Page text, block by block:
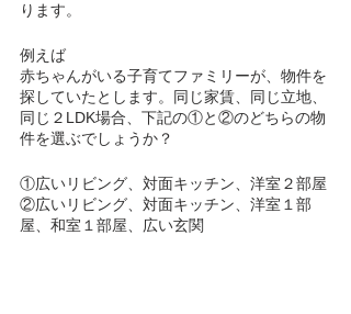
ります。
例えば
赤ちゃんがいる子育てファミリーが、物件を
探していたとします。同じ家賃、同じ立地、
同じ２LDK場合、下記の①と②のどちらの物
件を選ぶでしょうか？
①広いリビング、対面キッチン、洋室２部屋
②広いリビング、対面キッチン、洋室１部
屋、和室１部屋、広い玄関